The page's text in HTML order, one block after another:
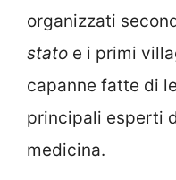
organizzati
stato e i primi
capanne fatte di
principali esperti
medicina.